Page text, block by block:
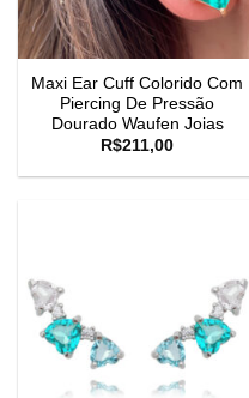
Maxi Ear Cuff Colorido Com
Piercing De Pressão
Dourado Waufen Joias
R$211,00